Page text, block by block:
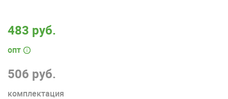
опт
483 руб.
комплектация
506 руб.